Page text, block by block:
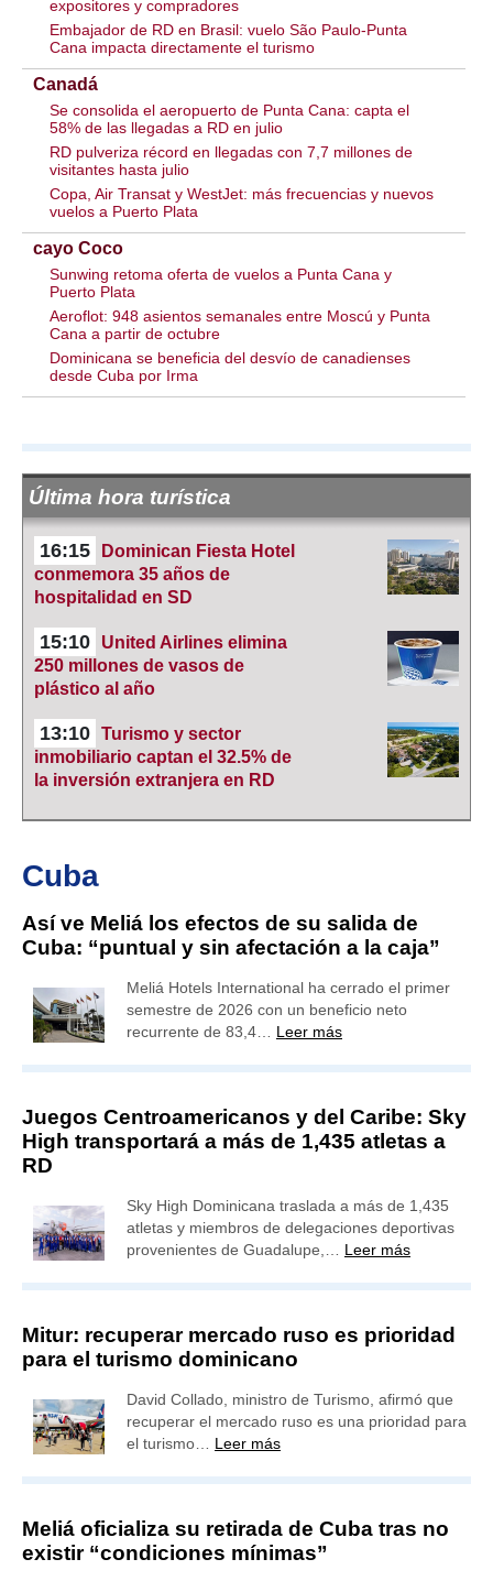
expositores y compradores
Embajador de RD en Brasil: vuelo São Paulo-Punta
Cana impacta directamente el turismo
Canadá
Se consolida el aeropuerto de Punta Cana: capta el
58% de las llegadas a RD en julio
RD pulveriza récord en llegadas con 7,7 millones de
visitantes hasta julio
Copa, Air Transat y WestJet: más frecuencias y nuevos
vuelos a Puerto Plata
cayo Coco
Sunwing retoma oferta de vuelos a Punta Cana y
Puerto Plata
Aeroflot: 948 asientos semanales entre Moscú y Punta
Cana a partir de octubre
Dominicana se beneficia del desvío de canadienses
desde Cuba por Irma
Última hora turística
16:15
Dominican Fiesta Hotel
conmemora 35 años de
hospitalidad en SD
15:10
United Airlines elimina
250 millones de vasos de
plástico al año
13:10 Turismo y sector
inmobiliario captan el 32.5% de
la inversión extranjera en RD
Cuba
Así ve Meliá los efectos de su salida de
Cuba: “puntual y sin afectación a la caja”
Meliá Hotels International ha cerrado el primer
semestre de 2026 con un beneficio neto
recurrente de 83,4… Leer más
Juegos Centroamericanos y del Caribe: Sky
High transportará a más de 1,435 atletas a
RD
Sky High Dominicana traslada a más de 1,435
atletas y miembros de delegaciones deportivas
provenientes de Guadalupe,… Leer más
Mitur: recuperar mercado ruso es prioridad
para el turismo dominicano
David Collado, ministro de Turismo, afirmó que
recuperar el mercado ruso es una prioridad para
el turismo… Leer más
Meliá oficializa su retirada de Cuba tras no
existir “condiciones mínimas”